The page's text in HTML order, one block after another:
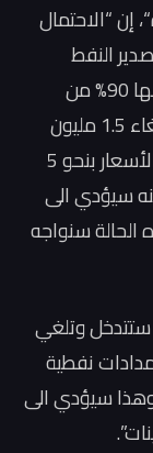
إن “الاحتمال
النفط
الإيرانية وخاصة جزيرة خرج التي تمر من خلالها 90% من
الصادرات الإيرانية النفطية وهو ما يعني إلغاء 1.5 مليون
برميل نفط إيراني من السوق مما سيرفع الأسعار بنحو 5
مستوى 82 دولار، لكنه سيؤدي الى
الحالة سنواجه
ستتدخل وتلغي
نفطية
وهذا سيؤدي الى